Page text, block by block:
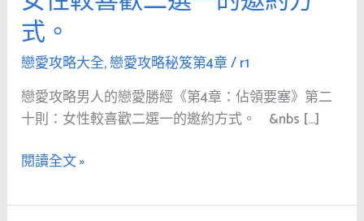
式。
戀愛攻略大全,戀愛攻略秘笈第4章/r1
戀愛攻略男人的戀愛勝經《第4章：佔領要塞》第二
十則：女性較喜歡二選一的邀約方式。 &nbs […]
男
人
的
戀
愛
勝
經
《第
閱讀全文 »